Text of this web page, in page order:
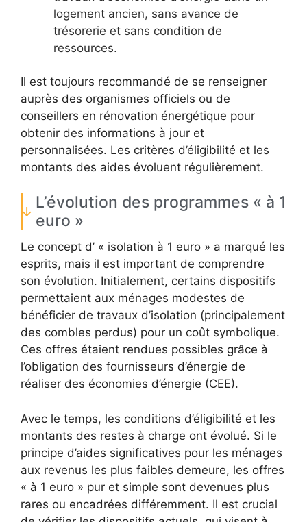
logement ancien, sans avance de
trésorerie et sans condition de
ressources.
Il est toujours recommandé de se renseigner
auprès des organismes officiels ou de
conseillers en rénovation énergétique pour
obtenir des informations à jour et
personnalisées. Les critères d’éligibilité et les
montants des aides évoluent régulièrement.
L’évolution des programmes « à 1
euro »
Le concept d’ « isolation à 1 euro » a marqué les
esprits, mais il est important de comprendre
son évolution. Initialement, certains dispositifs
permettaient aux ménages modestes de
bénéficier de travaux d’isolation (principalement
des combles perdus) pour un coût symbolique.
Ces offres étaient rendues possibles grâce à
l’obligation des fournisseurs d’énergie de
réaliser des économies d’énergie (CEE).
Avec le temps, les conditions d’éligibilité et les
montants des restes à charge ont évolué. Si le
principe d’aides significatives pour les ménages
aux revenus les plus faibles demeure, les offres
« à 1 euro » pur et simple sont devenues plus
rares ou encadrées différemment. Il est crucial